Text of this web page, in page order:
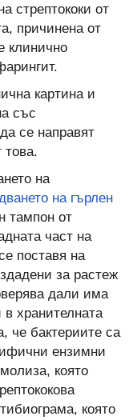
стрептококи от
причинена от
клинично
картина и
със
се направят
това.
на
на гърлен
тампон от
част на
поставя на
за растеж
дали има
хранителната
че бактериите са
ензимни
която
която